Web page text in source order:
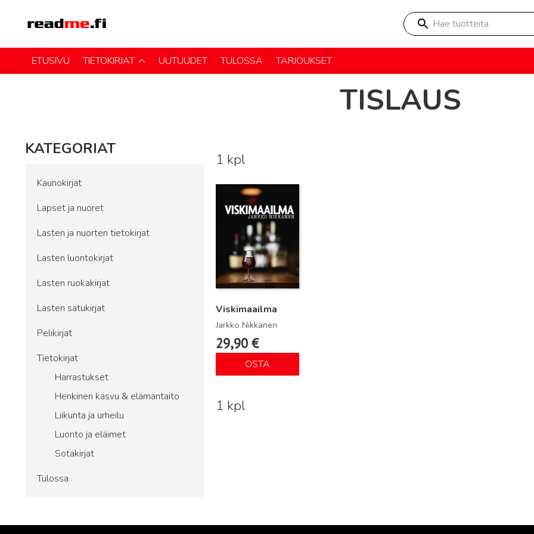
Hae tuotteita
ETUSIVU TIETOKIRJAT UUTUUDET TULOSSA TARJOUKSET
TISLAUS
KATEGORIAT
Kaunokirjat
Lapset ja nuoret
Lasten ja nuorten tietokirjat
Lasten luontokirjat
Lasten ruokakirjat
Lasten satukirjat
Pelikirjat
Tietokirjat
Harrastukset
Henkinen kasvu & elämäntaito
Liikunta ja urheilu
Luonto ja eläimet
Sotakirjat
Tulossa
1 kpl
Viskimaailma
Jarkko Nikkanen
29,90 €
OSTA
Lue lisää
1 kpl